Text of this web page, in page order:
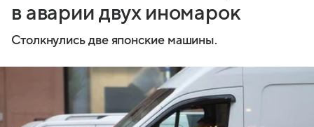
в аварии двух иномарок
Столкнулись две японские машины.